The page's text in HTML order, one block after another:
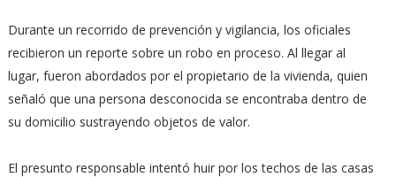
Durante un recorrido de prevención y vigilancia, los oficiales
recibieron un reporte sobre un robo en proceso. Al llegar al
lugar, fueron abordados por el propietario de la vivienda, quien
señaló que una persona desconocida se encontraba dentro de
su domicilio sustrayendo objetos de valor.
El presunto responsable intentó huir por los techos de las casas